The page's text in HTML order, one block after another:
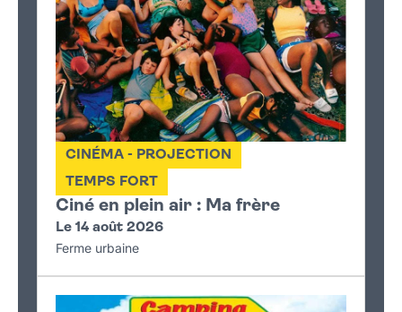
Ciné en plein air : Ma frère
CINÉMA - PROJECTION
TEMPS FORT
Le 14 août 2026
Ferme urbaine